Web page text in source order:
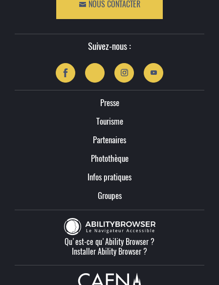
NOUS CONTACTER
Suivez-nous :
Presse
Tourisme
Partenaires
Photothèque
Infos pratiques
Groupes
Qu'est-ce qu'Ability Browser ?
Installer Ability Browser ?